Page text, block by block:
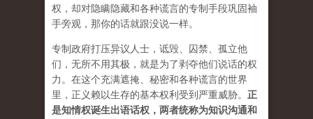
权，却对隐瞒隐藏和各种谎言的专制手段巩固袖
手旁观，那你的话就跟没说一样。
专制政府打压异议人士，诋毁、囚禁、孤立他
们，无所不用其极，就是为了剥夺他们说话的权
力。在这个充满遮掩、秘密和各种谎言的世界
里，正义赖以生存的基本权利受到严重威胁。 正
是知情权诞生出语话权，两者统称为知识沟通和